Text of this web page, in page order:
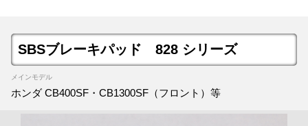
SBSブレーキパッド 828 シリーズ
メインモデル
ホンダ CB400SF・CB1300SF（フロント）等